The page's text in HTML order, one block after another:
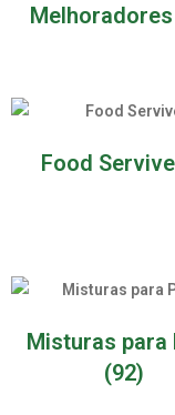
Melhoradores
Food Servive
Misturas para
(92)